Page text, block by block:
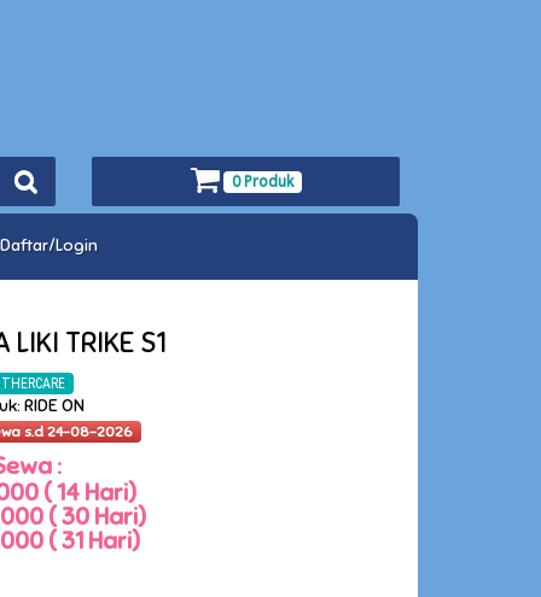
0 Produk
Daftar/Login
LIKI TRIKE S1
RIDE ON
s.d 24-08-2026
:
( 14 Hari)
( 30 Hari)
( 31 Hari)